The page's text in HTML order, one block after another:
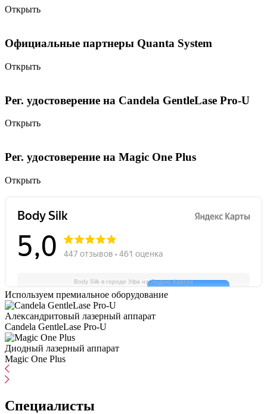
Открыть
Официальные партнеры Quanta System
Открыть
Рег. удостоверение на Candela GentleLase Pro-U
Открыть
Рег. удостоверение на Magic One Plus
Открыть
Body Silk в городе Уфа на Яндекс.Картах
Используем премиальное оборудование
Александритовый лазерный аппарат
Candela GentleLase Pro-U
Диодный лазерный аппарат
Magic One Plus
Специалисты